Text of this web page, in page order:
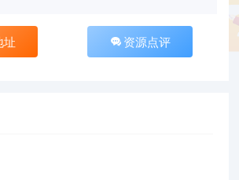
址 资源点评